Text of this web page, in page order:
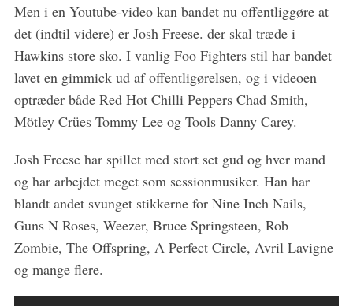
Men i en Youtube-video kan bandet nu offentliggøre at
det (indtil videre) er Josh Freese. der skal træde i
Hawkins store sko. I vanlig Foo Fighters stil har bandet
lavet en gimmick ud af offentligørelsen, og i videoen
optræder både Red Hot Chilli Peppers Chad Smith,
Mötley Crües Tommy Lee og Tools Danny Carey.
Josh Freese har spillet med stort set gud og hver mand
og har arbejdet meget som sessionmusiker. Han har
blandt andet svunget stikkerne for Nine Inch Nails,
Guns N Roses, Weezer, Bruce Springsteen, Rob
Zombie, The Offspring, A Perfect Circle, Avril Lavigne
og mange flere.
c
h
f
: